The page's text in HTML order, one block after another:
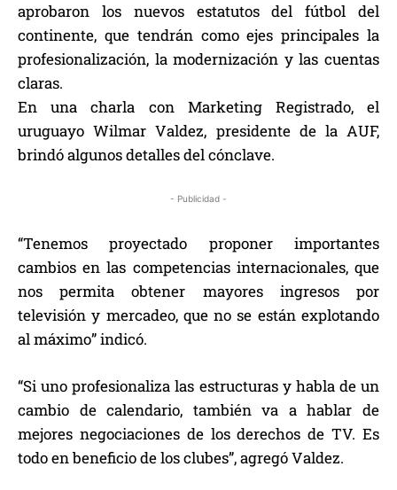
aprobaron los nuevos estatutos del fútbol del
continente, que tendrán como ejes principales la
profesionalización, la modernización y las cuentas
claras.
En una charla con Marketing Registrado, el
uruguayo Wilmar Valdez, presidente de la AUF,
brindó algunos detalles del cónclave.
- Publicidad -
“Tenemos proyectado proponer importantes
cambios en las competencias internacionales, que
nos permita obtener mayores ingresos por
televisión y mercadeo, que no se están explotando
al máximo” indicó.
“Si uno profesionaliza las estructuras y habla de un
cambio de calendario, también va a hablar de
mejores negociaciones de los derechos de TV. Es
todo en beneficio de los clubes”, agregó Valdez.